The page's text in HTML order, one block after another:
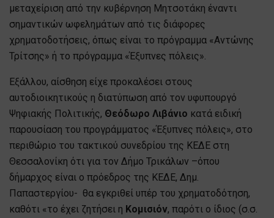
μεταχείριση από την κυβέρνηση Μητσοτάκη έναντι
σημαντικών ωφελημάτων από τις διάφορες
χρηματοδοτήσεις, όπως είναι το πρόγραμμα «Αντώνης
Τρίτσης» ή το πρόγραμμα «Έξυπνες πόλεις».
Εξάλλου, αίσθηση είχε προκαλέσει στους
αυτοδιοικητικούς η διατύπωση από τον υφυπουργό
Ψηφιακής Πολιτικής, Θεόδωρο Λιβάνιο κατά ειδική
παρουσίαση του προγράμματος «Έξυπνες πόλεις», στο
περιθώριο του τακτικού συνεδρίου της ΚΕΔΕ στη
Θεσσαλονίκη ότι για τον Δήμο Τρικάλων –όπου
δήμαρχος είναι ο πρόεδρος της ΚΕΔΕ, Δημ.
Παπαστεργίου- θα εγκριθεί υπέρ του χρηματοδότηση,
καθότι «το έχει ζητήσει η Κομισιόν, παρότι ο ίδιος (σ.σ.